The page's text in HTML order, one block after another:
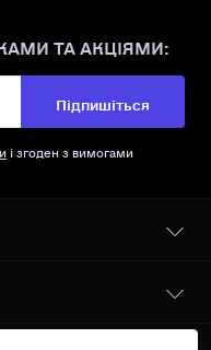
ТА АКЦІЯМИ:
Підпишіться
і згоден з вимогами